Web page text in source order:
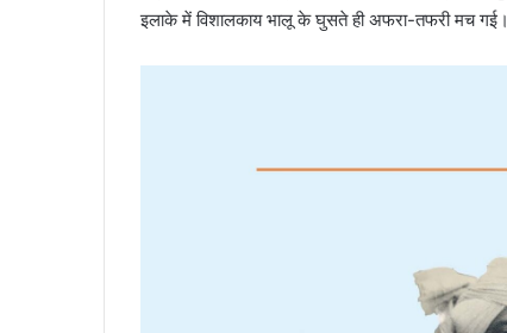
इलाके में विशालकाय भालू के घुसते ही अफरा-तफरी मच गई।